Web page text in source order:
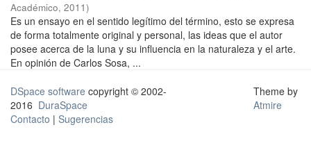
Académico, 2011)
Es un ensayo en el sentido legítimo del término, esto se expresa
de forma totalmente original y personal, las ideas que el autor
posee acerca de la luna y su influencia en la naturaleza y el arte.
En opinión de Carlos Sosa, ...
DSpace software copyright © 2002-
2016 DuraSpace
Contacto | Sugerencias
Theme by
Atmire